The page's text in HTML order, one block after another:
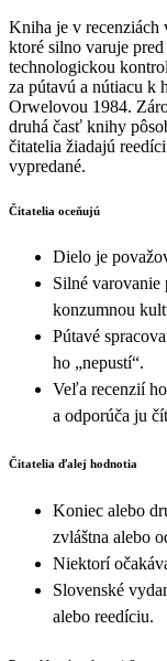
Kniha je v recenziách
ktoré silno varuje
technologickou
za pútavú a nútiacu k
Orwelovou 1984.
druhá časť knihy
čitatelia žiadajú
vypredané.
Čitatelia oceňujú
Dielo je
Silné varovanie
konzumnou
Pútavé
ho „nepustí“.
Veľa recenzií
a odporúča ju
Čitatelia ďalej hodnotia
Koniec alebo
zvláštna alebo
Niektorí
Slovenské
alebo reedíciu.